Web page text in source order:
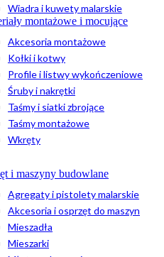
Wiadra i kuwety malarskie
montażowe i mocujące
Akcesoria montażowe
Kołki i kotwy
Profile i listwy wykończeniowe
Śruby i nakrętki
Taśmy i siatki zbrojące
Taśmy montażowe
Wkręty
i maszyny budowlane
Agregaty i pistolety malarskie
Akcesoria i osprzęt do maszyn
Mieszadła
Mieszarki